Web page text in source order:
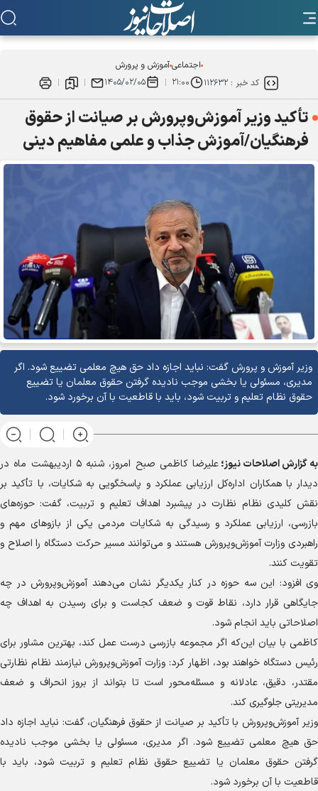
اجتماعیآموزش و پرورش
کد خبر :۱۱۲۶۳۲ ۲۱:۰۰ ۱۴۰۵/۰۲/۰۵
تأکید وزیر آموزش‌وپرورش بر صیانت از حقوق
فرهنگیان/آموزش جذاب و علمی مفاهیم دینی
وزیر آموزش و پرورش گفت: نباید اجازه داد حق هیچ معلمی تضییع شود. اگر
مدیری، مسئولی یا بخشی موجب نادیده گرفتن حقوق معلمان یا تضییع
حقوق نظام تعلیم و تربیت شود، باید با قاطعیت با آن برخورد شود.
به گزارشاصلاحات نیوز؛
علیرضا کاظمی صبح امروز، شنبه ۵ اردیبهشت ماه در
دیدار با همکاران اداره‌کل ارزیابی عملکرد و پاسخگویی به شکایات، با تأکید بر
نقش کلیدی نظام نظارت در پیشبرد اهداف تعلیم و تربیت، گفت: حوزه‌های
بازرسی، ارزیابی عملکرد و رسیدگی به شکایات مردمی یکی از بازو‌های مهم و
راهبردی وزارت آموزش‌وپرورش هستند و می‌توانند مسیر حرکت دستگاه را اصلاح و
تقویت کنند.
وی افزود: این سه حوزه در کنار یکدیگر نشان می‌دهند آموزش‌وپرورش در چه
جایگاهی قرار دارد، نقاط قوت و ضعف کجاست و برای رسیدن به اهداف چه
اصلاحاتی باید انجام شود.
کاظمی با بیان این‌که اگر مجموعه بازرسی درست عمل کند، بهترین مشاور برای
رئیس دستگاه خواهند بود، اظهار کرد: وزارت آموزش‌وپرورش نیازمند نظام نظارتی
مقتدر، دقیق، عادلانه و مسئله‌محور است تا بتواند از بروز انحراف و ضعف
مدیریتی جلوگیری کند.
وزیر آموزش‌وپرورش با تأکید بر صیانت از حقوق فرهنگیان، گفت: نباید اجازه داد
حق هیچ معلمی تضییع شود. اگر مدیری، مسئولی یا بخشی موجب نادیده
گرفتن حقوق معلمان یا تضییع حقوق نظام تعلیم و تربیت شود، باید با
قاطعیت با آن برخورد شود.